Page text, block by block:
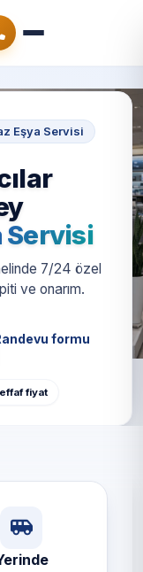
Eşya Servisi
Servisi
7/24 özel
ve onarım.
formu
fiyat